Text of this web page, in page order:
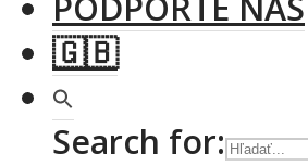
🇬🇧
Search for: